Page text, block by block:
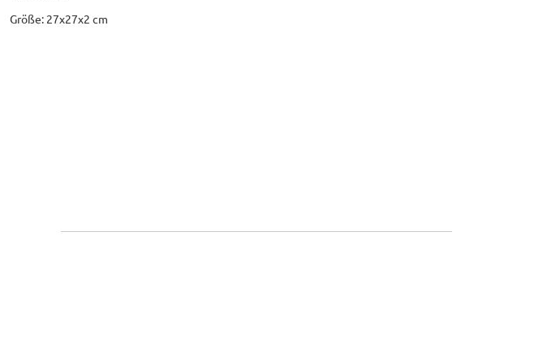
Größe: 27x27x2 cm